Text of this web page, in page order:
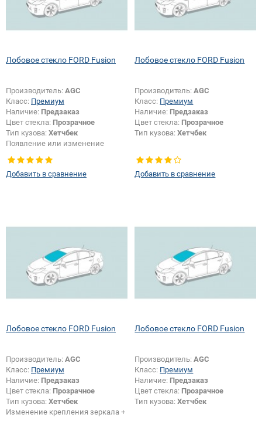
Лобовое стекло FORD Fusion
Производитель: AGC
Класс: Премиум
Наличие: Предзаказ
Цвет стекла: Прозрачное
Тип кузова: Хетчбек
Появление или изменение
шелкографии:
Добавить в сравнение
Лобовое стекло FORD Fusion
Производитель:AGC
Класс: Премиум
Наличие: Предзаказ
Цвет стекла: Прозрачное
Тип кузова:Хетчбек
Добавить в сравнение
Лобовое стекло FORD Fusion
Производитель: AGC
Класс: Премиум
Наличие: Предзаказ
Цвет стекла: Прозрачное
Тип кузова: Хетчбек
Изменение крепления зеркала +
Лобовое стекло FORD Fusion
Производитель:AGC
Класс: Премиум
Наличие: Предзаказ
Цвет стекла: Прозрачное
Тип кузова:Хетчбек